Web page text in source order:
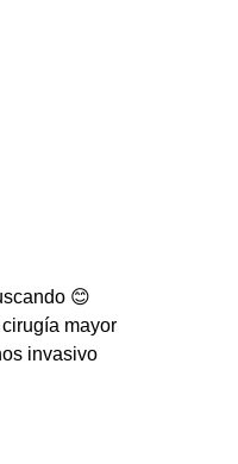
😊
mayor
invasivo